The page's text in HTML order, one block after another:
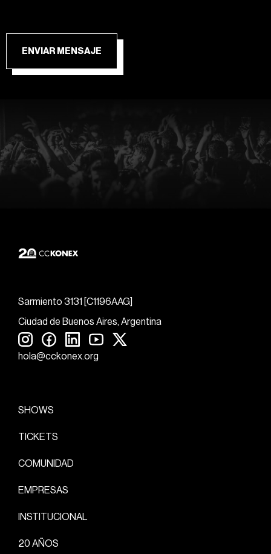
ENVIAR MENSAJE
Sarmiento 3131 [C1196AAG]
Ciudad de Buenos Aires, Argentina
hola@cckonex.org
SHOWS
TICKETS
COMUNIDAD
EMPRESAS
INSTITUCIONAL
20 AÑOS